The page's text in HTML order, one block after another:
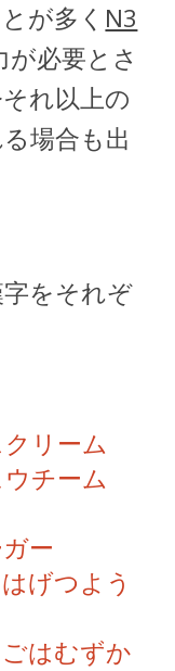
が多く N3
必要とさ
れ以上の
場合も出
をそれぞ
リーム
チーム
ー
げつよう
はむずか